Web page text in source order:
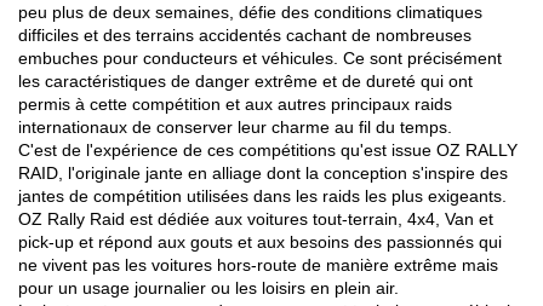
Contact
FAQ
PARTENAIRES
EMPLOI
DOWNLOAD AREA
GPSR
peu plus de deux semaines, défie des conditions climatiques
difficiles et des terrains accidentés cachant de nombreuses
embuches pour conducteurs et véhicules. Ce sont précisément
les caractéristiques de danger extrême et de dureté qui ont
permis à cette compétition et aux autres principaux raids
internationaux de conserver leur charme au fil du temps.
C'est de l'expérience de ces compétitions qu'est issue OZ RALLY
RAID, l'originale jante en alliage dont la conception s'inspire des
jantes de compétition utilisées dans les raids les plus exigeants.
OZ Rally Raid est dédiée aux voitures tout-terrain, 4x4, Van et
pick-up et répond aux gouts et aux besoins des passionnés qui
ne vivent pas les voitures hors-route de manière extrême mais
pour un usage journalier ou les loisirs en plein air.